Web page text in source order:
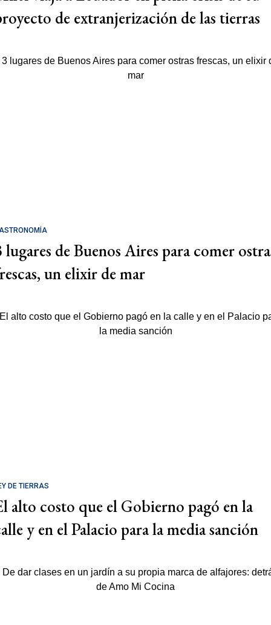
de extranjerización de las tierras
lugares de Buenos Aires para comer
un elixir de mar
DE TIERRAS
alto costo que el Gobierno pagó en la
y en el Palacio para la media sanción